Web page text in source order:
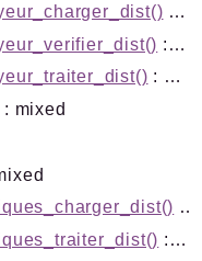
: mixed
: mixed
: mixed
: mixed
: mixed
: mixed